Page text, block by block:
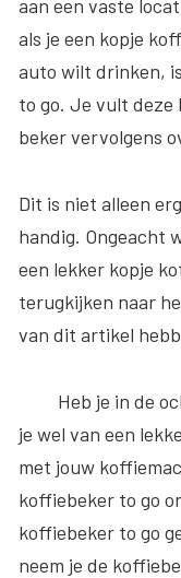
aan een vaste
als je een kopje
auto wilt drinken,
to go. Je vult deze
beker vervolgens
Dit is niet alleen
handig. Ongeacht
een lekker kopje
terugkijken naar
van dit artikel
Heb je in de
je wel van een
met jouw
koffiebeker to go
koffiebeker to go
neem je de